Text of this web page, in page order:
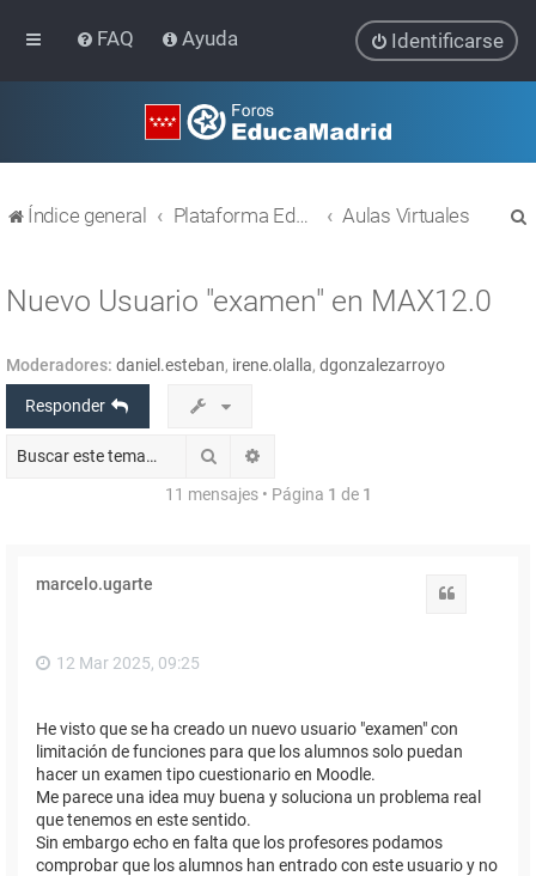
FAQ Ayuda Identificarse
Índice general Plataforma Educativa EducaMadrid Aulas Virtuales
Nuevo Usuario "examen" en MAX12.0
Moderadores: daniel.esteban, irene.olalla, dgonzalezarroyo
Responder
Buscar
11 mensajes • Página 1 de 1
marcelo.ugarte
12 Mar 2025, 09:25
He visto que se ha creado un nuevo usuario "examen" con
limitación de funciones para que los alumnos solo puedan
hacer un examen tipo cuestionario en Moodle.
Me parece una idea muy buena y soluciona un problema real
que tenemos en este sentido.
Sin embargo echo en falta que los profesores podamos
comprobar que los alumnos han entrado con este usuario y no